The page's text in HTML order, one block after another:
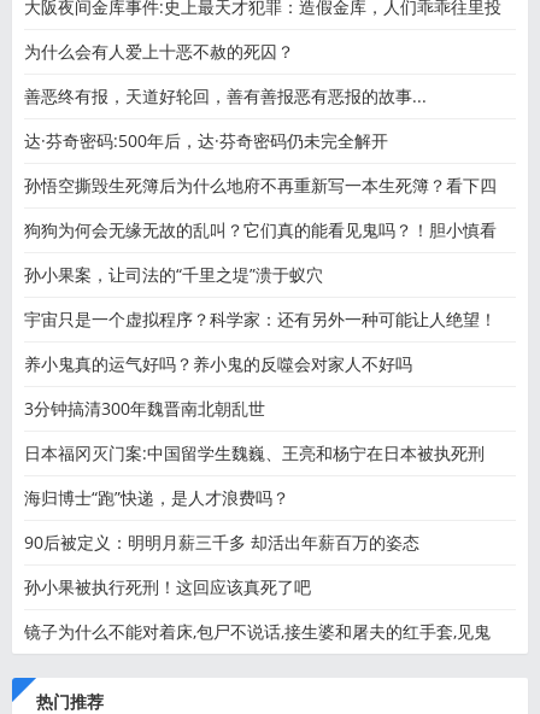
大阪夜间金库事件:史上最天才犯罪：造假金库，人们乖乖往里投
为什么会有人爱上十恶不赦的死囚？
善恶终有报，天道好轮回，善有善报恶有恶报的故事...
达·芬奇密码:500年后，达·芬奇密码仍未完全解开
孙悟空撕毁生死簿后为什么地府不再重新写一本生死簿？看下四
狗狗为何会无缘无故的乱叫？它们真的能看见鬼吗？！胆小慎看
孙小果案，让司法的“千里之堤”溃于蚁穴
宇宙只是一个虚拟程序？科学家：还有另外一种可能让人绝望！
养小鬼真的运气好吗？养小鬼的反噬会对家人不好吗
3分钟搞清300年魏晋南北朝乱世
日本福冈灭门案:中国留学生魏巍、王亮和杨宁在日本被执死刑
海归博士“跑”快递，是人才浪费吗？
90后被定义：明明月薪三千多 却活出年薪百万的姿态
孙小果被执行死刑！这回应该真死了吧
镜子为什么不能对着床,包尸不说话,接生婆和屠夫的红手套,见鬼
热门推荐